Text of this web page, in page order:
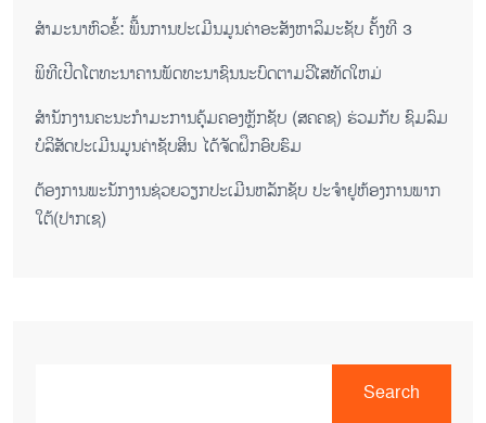
ສຳມະນາຫົວຂໍ້: ພື້ນການປະເມີນມູນຄ່າອະສັງຫາລິມະຊັບ ຄັ້ງທີ 3
ພິ​ທີ​ເປີດ​ໂຕ​ທະ​ນາ​ຄານ​ພັດ​ທະ​ນາ​ຊົນ​ນະ​ບົດ​ຕາມ​ວິ​ໄສ​ທັດ​ໃຫມ່
ສໍານັກງານຄະນະກໍາມະການຄຸ້ມຄອງຫຼັກຊັບ (ສຄຄຊ) ຮ່ວມກັບ ຊົມລົມ
ບໍລິສັດປະເມີນມູນຄ່າຊັບສິນ ໄດ້ຈັດຝຶກອົບຮົມ
ຕ​້ອງ​ການ​ພະ​ນັກ​ງານ​ຊ່ວຍ​ວຽກ​ປະ​ເມີນ​ຫລັກ​ຊັບ ປະ​ຈຳ​ຢູ​ຫ້ອງ​ການ​ພາກ​
ໃຕ້​(ປາກ​ເຊ)
Search